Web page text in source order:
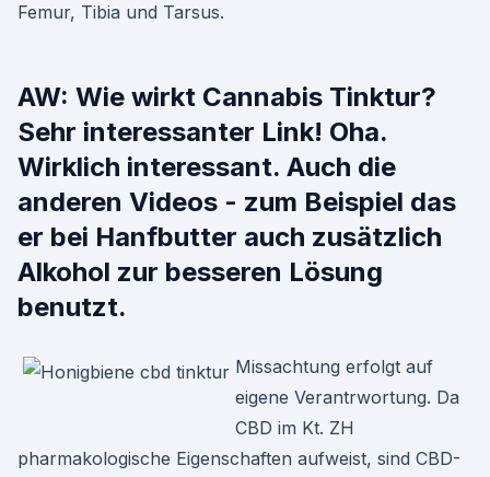
Femur, Tibia und Tarsus.
AW: Wie wirkt Cannabis Tinktur?
Sehr interessanter Link! Oha.
Wirklich interessant. Auch die
anderen Videos - zum Beispiel das
er bei Hanfbutter auch zusätzlich
Alkohol zur besseren Lösung
benutzt.
Missachtung erfolgt auf
eigene Verantrwortung. Da
CBD im Kt. ZH
pharmakologische Eigenschaften aufweist, sind CBD-